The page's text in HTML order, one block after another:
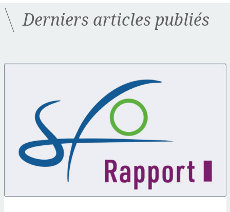
Derniers articles publiés